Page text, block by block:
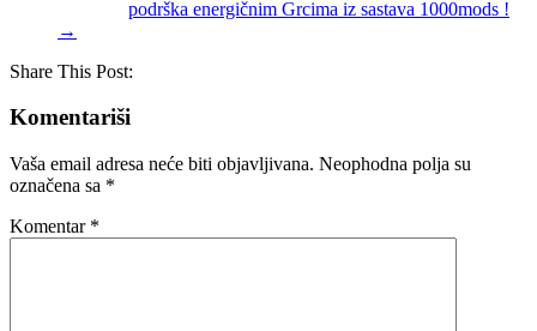
podrška energičnim Grcima iz sastava 1000mods !
→
Share This Post:
Komentariši
Vaša email adresa neće biti objavljivana. Neophodna polja su
označena sa *
Komentar *